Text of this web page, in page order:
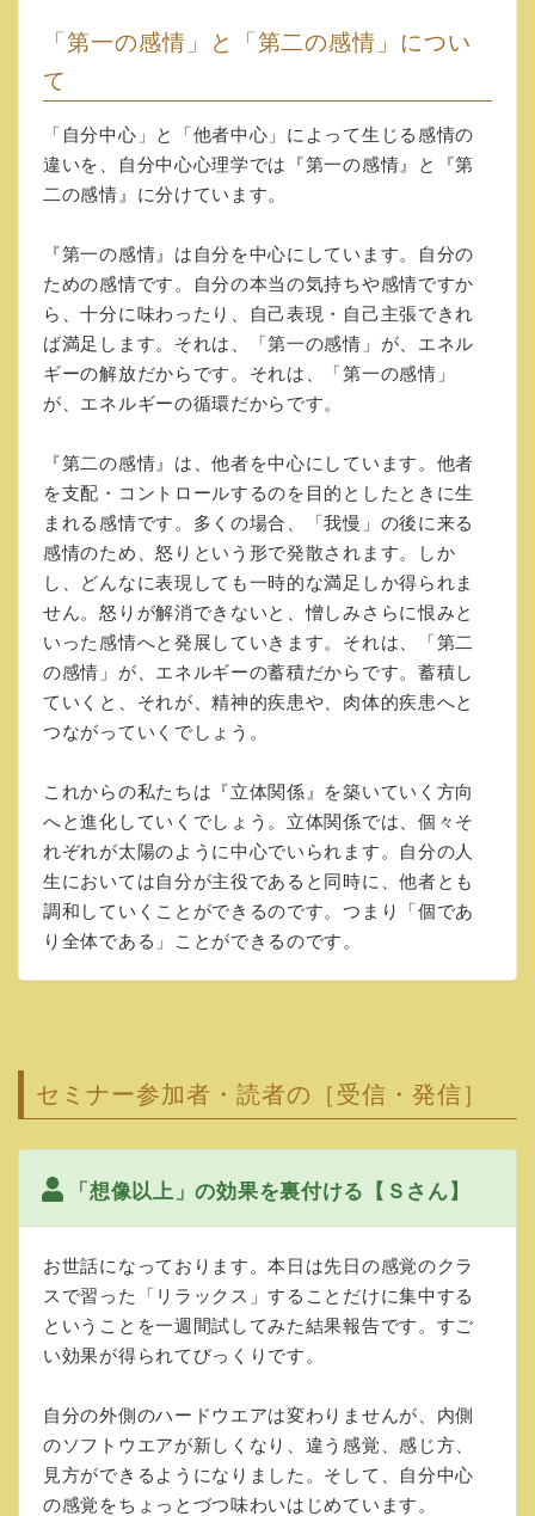
「第一の感情」と「第二の感情」につい
て
「自分中心」と「他者中心」によって生じる感情の
違いを、自分中心心理学では『第一の感情』と『第
二の感情』に分けています。
『第一の感情』は自分を中心にしています。自分の
ための感情です。自分の本当の気持ちや感情ですか
ら、十分に味わったり、自己表現・自己主張できれ
ば満足します。それは、「第一の感情」が、エネル
ギーの解放だからです。それは、「第一の感情」
が、エネルギーの循環だからです。
『第二の感情』は、他者を中心にしています。他者
を支配・コントロールするのを目的としたときに生
まれる感情です。多くの場合、「我慢」の後に来る
感情のため、怒りという形で発散されます。しか
し、どんなに表現しても一時的な満足しか得られま
せん。怒りが解消できないと、憎しみさらに恨みと
いった感情へと発展していきます。それは、「第二
の感情」が、エネルギーの蓄積だからです。蓄積し
ていくと、それが、精神的疾患や、肉体的疾患へと
つながっていくでしょう。
これからの私たちは『立体関係』を築いていく方向
へと進化していくでしょう。立体関係では、個々そ
れぞれが太陽のように中心でいられます。自分の人
生においては自分が主役であると同時に、他者とも
調和していくことができるのです。つまり「個であ
り全体である」ことができるのです。
セミナー参加者・読者の［受信・発信］
「想像以上」の効果を裏付ける【Ｓさん】
お世話になっております。本日は先日の感覚のクラ
スで習った「リラックス」することだけに集中する
ということを一週間試してみた結果報告です。すご
い効果が得られてびっくりです。
自分の外側のハードウエアは変わりませんが、内側
のソフトウエアが新しくなり、違う感覚、感じ方、
見方ができるようになりました。そして、自分中心
の感覚をちょっとづつ味わいはじめています。